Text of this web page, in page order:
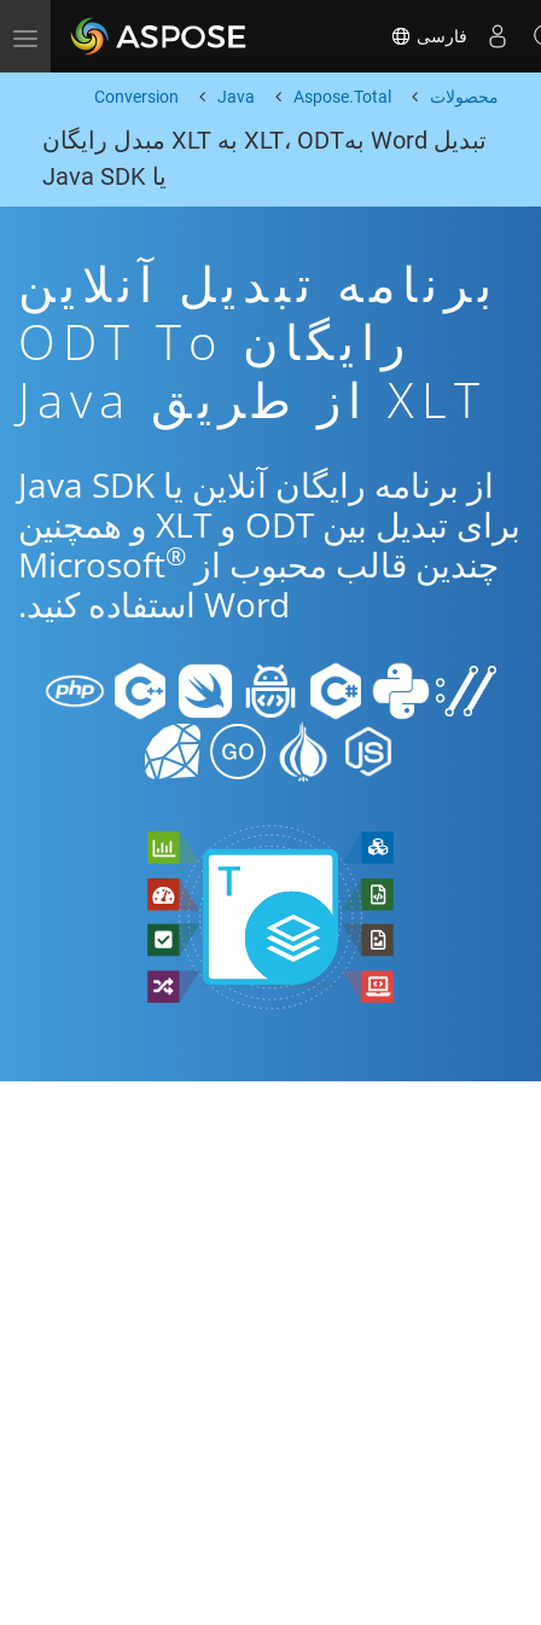
Toggle navigation فارسی
محصولات Aspose.Total
Java
Conversion
تبدیل Word بهXLT، ODT به XLT مبدل رایگان
یا Java SDK
برنامه تبدیل آنلاین
رایگان ODT To
XLT از طریق Java
از برنامه رایگان آنلاین یا Java SDK
برای تبدیل بین ODT و XLT و همچنین
چندین قالب محبوب از Microsoft ®
Word استفاده کنید.